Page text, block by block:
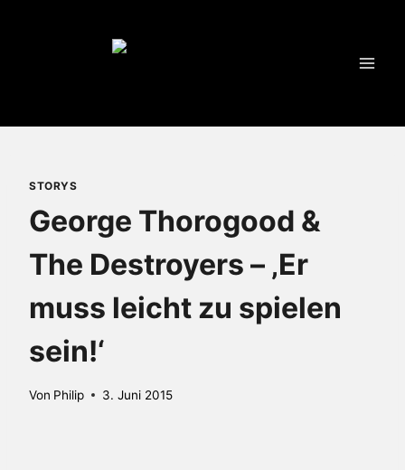
STORYS
George Thorogood &
The Destroyers – ‚Er
muss leicht zu spielen
sein!‘
Von Philip 3. Juni 2015